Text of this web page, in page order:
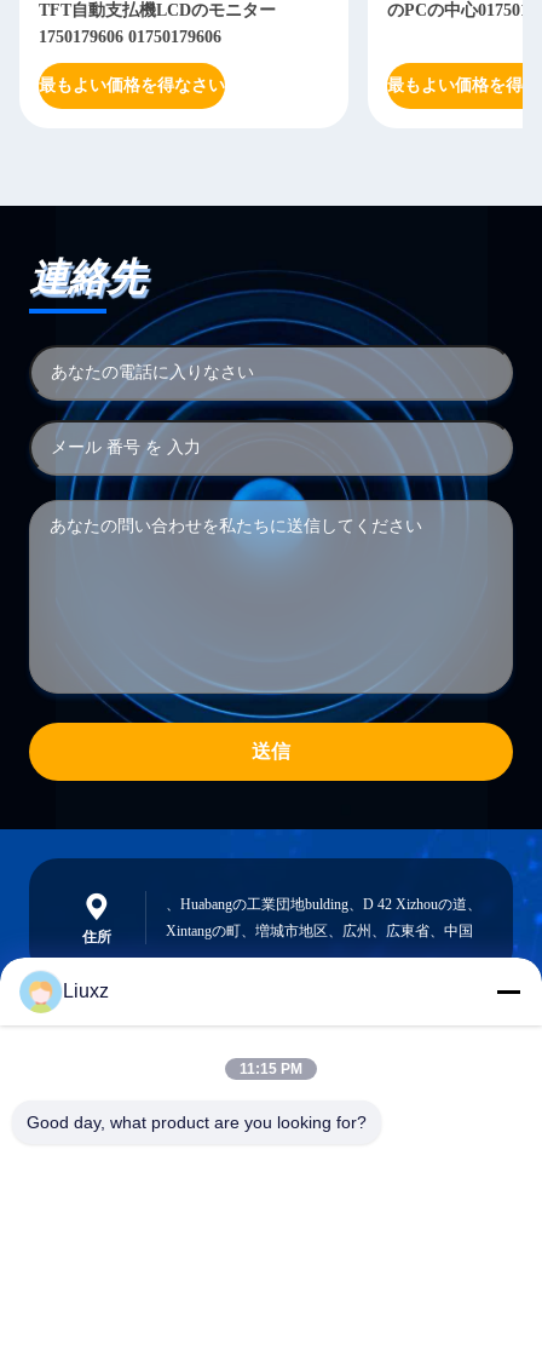
TFT自動支払機LCDのモニター
1750179606 01750179606
最もよい価格を得なさい
のPCの中心
最もよい価格を得
連絡先
送信
住所
、Huabangの工業団地bulding、D 42 Xizhouの道、
Xintangの町、増城市地区、広州、広東省、中国
liuxz@wyatm.com
Liuxz
11:15 PM
Good day, what product are you looking for?